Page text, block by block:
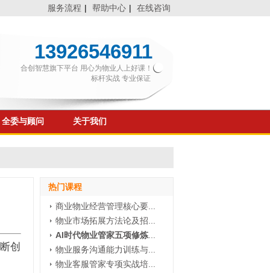
服务流程 | 帮助中心 | 在线咨询
13926546911
合创智慧旗下平台 用心为物业人上好课！
标杆实战 专业保证
全委与顾问 关于我们
创
热门课程
商业物业经营管理核心要...
物业市场拓展方法论及招...
AI时代物业管家五项修炼
物业服务沟通能力训练与...
物业客服管家专项实战培...